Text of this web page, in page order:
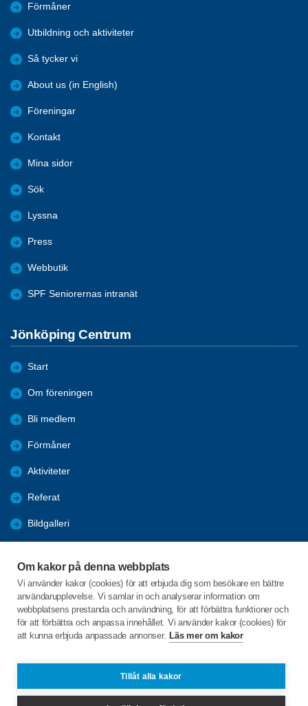
Om kakor på denna webbplats
Vi använder kakor (cookies) för att erbjuda dig som besökare en bättre
användarupplevelse. Vi samlar in och analyserar information om
webbplatsens prestanda och användning, för att förbättra funktioner och
för att förbättra och anpassa innehållet. Vi använder kakor (cookies) för
att kunna erbjuda anpassade annonser. Läs mer om kakor
Tillåt alla kakor
Förmåner
Utbildning och aktiviteter
Så tycker vi
About us (in English)
Föreningar
Kontakt
Mina sidor
Sök
Lyssna
Press
Webbutik
SPF Seniorernas intranät
Jönköping Centrum
Start
Om föreningen
Bli medlem
Förmåner
Aktiviteter
Referat
Bildgalleri
Engagera DIG i vår förening
C/o:Lennart Lööw